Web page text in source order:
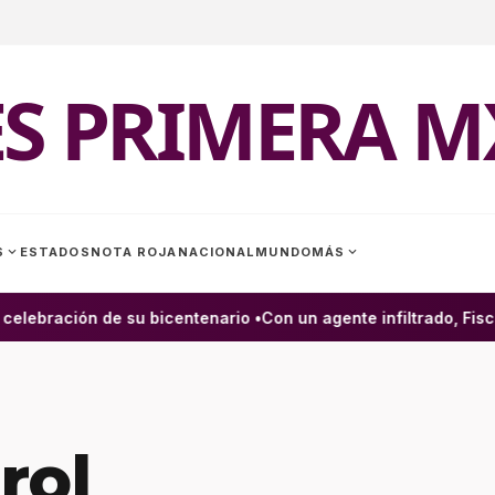
PRIMERA
expand_more ESTADOS NOTA ROJA NACIONAL MUNDOMÁS expand_more
de su bicentenario •Con un agente infiltrado,